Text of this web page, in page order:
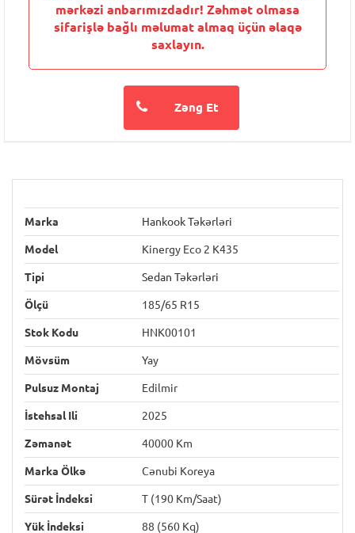
mərkəzi anbarımızdadır! Zəhmət olmasa
sifarişlə bağlı məlumat almaq üçün əlaqə
saxlayın.
Zəng Et
Marka Hankook Təkərləri
Model Kinergy Eco 2 K435
Tipi Sedan Təkərləri
Ölçü 185/65 R15
Stok Kodu HNK00101
Mövsüm Yay
Pulsuz Montaj Edilmir
İstehsal Ili 2025
Zəmanət 40000 Km
Marka Ölkə Cənubi Koreya
Sürət İndeksi T (190 Km/saat)
Yük İndeksi 88 (560 Kq)